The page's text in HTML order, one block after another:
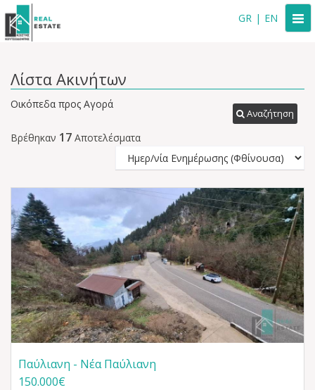
GR | EN
Λίστα Ακινήτων
Αναζήτηση
Οικόπεδα προς Αγορά
Βρέθηκαν 17 Αποτελέσματα
Παύλιανη - Νέα Παύλιανη
150.000€